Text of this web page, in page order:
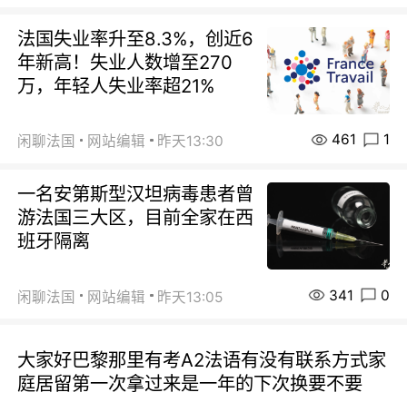
法国失业率升至8.3%，创近6
年新高！失业人数增至270
万，年轻人失业率超21%
闲聊法国 网站编辑 昨天13:30 461 1
一名安第斯型汉坦病毒患者曾
游法国三大区，目前全家在西
班牙隔离
闲聊法国 网站编辑 昨天13:05 341 0
大家好巴黎那里有考A2法语有没有联系方式家
庭居留第一次拿过来是一年的下次换要不要